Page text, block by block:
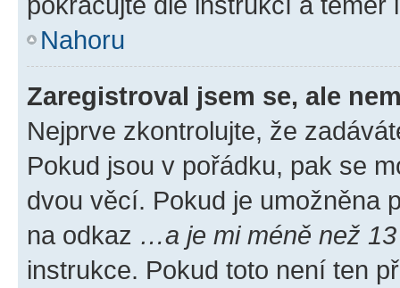
Nahoru
Zaregistroval jsem se, ale
Nejprve zkontrolujte, že
Pokud jsou v pořádku, pak se
dvou věcí. Pokud je umožněna
na odkaz …a je mi méně než
instrukce. Pokud toto není ten